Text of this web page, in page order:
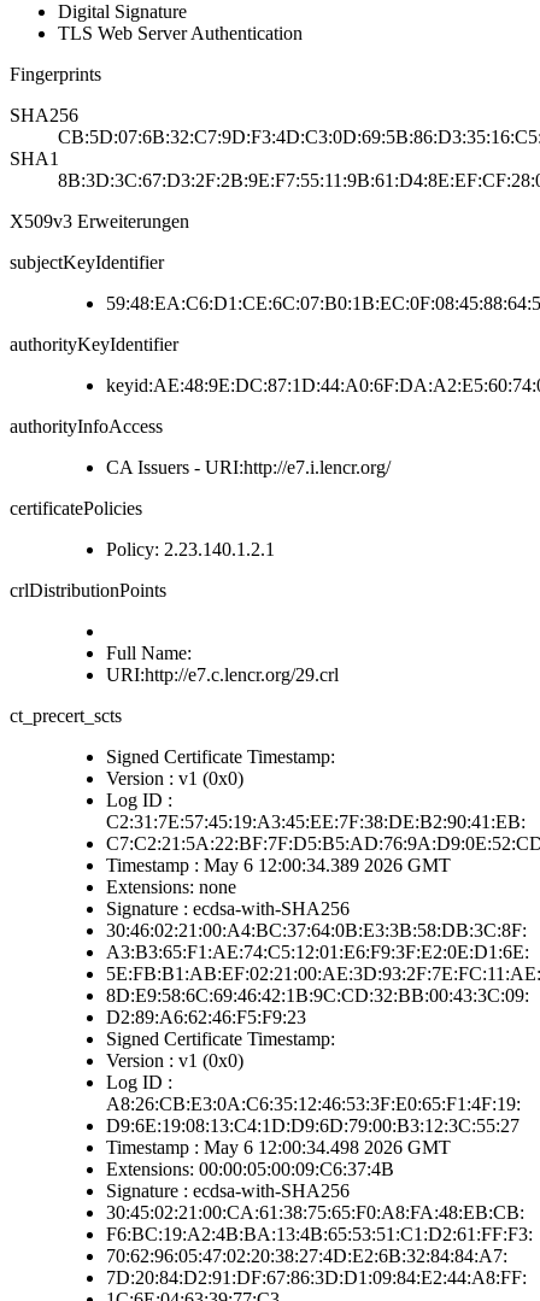
Digital Signature
TLS Web Server Authentication
Fingerprints
SHA256
SHA1
X509v3 Erweiterungen
subjectKeyIdentifier
authorityKeyIdentifier
authorityInfoAccess
CA Issuers - URI:http://e7.i.lencr.org/
certificatePolicies
Policy: 2.23.140.1.2.1
crlDistributionPoints
Full Name:
URI:http://e7.c.lencr.org/29.crl
ct_precert_scts
Signed Certificate Timestamp:
Version : v1 (0x0)
Log ID :
C2:31:7E:57:45:19:A3:45:EE:7F:38:DE:B2:90:41:EB:
Timestamp : May 6 12:00:34.389 2026 GMT
Extensions: none
Signature : ecdsa-with-SHA256
30:46:02:21:00:A4:BC:37:64:0B:E3:3B:58:DB:3C:8F:
A3:B3:65:F1:AE:74:C5:12:01:E6:F9:3F:E2:0E:D1:6E:
5E:FB:B1:AB:EF:02:21:00:AE:3D:93:2F:7E:FC:11:AE:
8D:E9:58:6C:69:46:42:1B:9C:CD:32:BB:00:43:3C:09:
D2:89:A6:62:46:F5:F9:23
Signed Certificate Timestamp:
Version : v1 (0x0)
Log ID :
A8:26:CB:E3:0A:C6:35:12:46:53:3F:E0:65:F1:4F:19:
D9:6E:19:08:13:C4:1D:D9:6D:79:00:B3:12:3C:55:27
Timestamp : May 6 12:00:34.498 2026 GMT
Extensions: 00:00:05:00:09:C6:37:4B
Signature : ecdsa-with-SHA256
30:45:02:21:00:CA:61:38:75:65:F0:A8:FA:48:EB:CB:
F6:BC:19:A2:4B:BA:13:4B:65:53:51:C1:D2:61:FF:F3:
70:62:96:05:47:02:20:38:27:4D:E2:6B:32:84:84:A7:
7D:20:84:D2:91:DF:67:86:3D:D1:09:84:E2:44:A8:FF: